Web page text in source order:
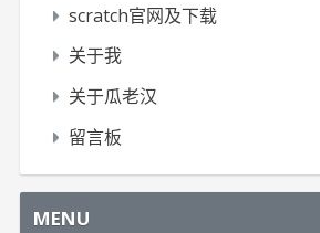
scratch官网及下载
关于我
关于瓜老汉
留言板
MENU